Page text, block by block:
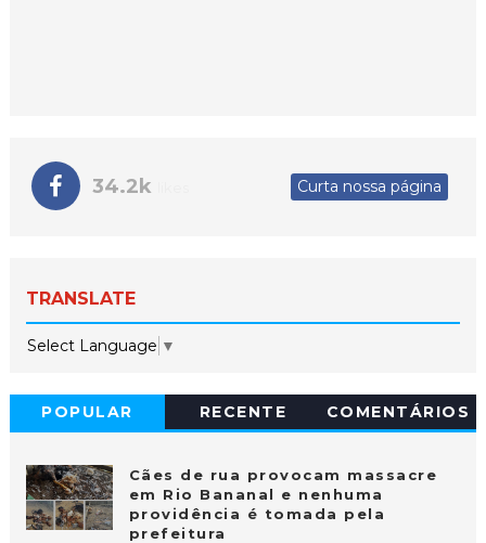
34.2k Curta nossa página
TRANSLATE
Select Language ▼
POPULAR RECENTE COMENTÁRIOS
Cães de rua provocam massacre
em Rio Bananal e nenhuma
providência é tomada pela
prefeitura